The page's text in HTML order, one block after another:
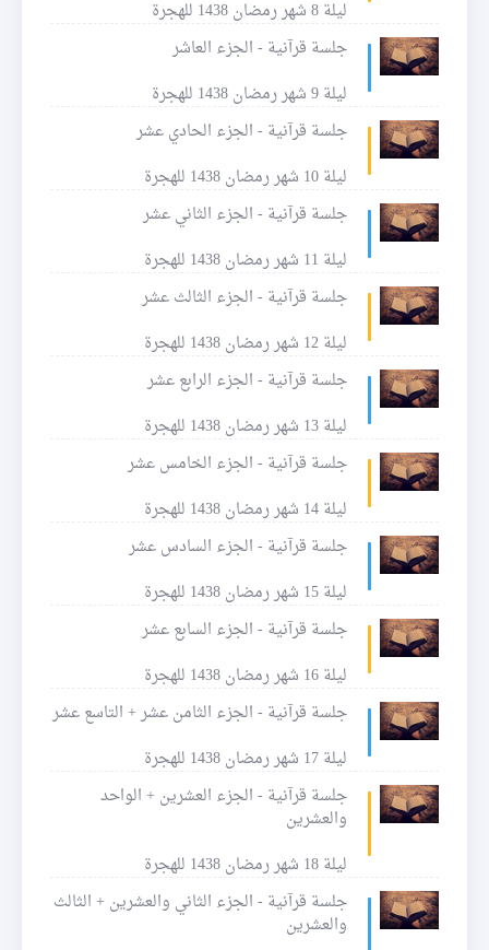
ليلة 8 شهر رمضان 1438 للهجرة
جلسة قرآنية - الجزء العاشر
ليلة 9 شهر رمضان 1438 للهجرة
جلسة قرآنية - الجزء الحادي عشر
ليلة 10 شهر رمضان 1438 للهجرة
جلسة قرآنية - الجزء الثاني عشر
ليلة 11 شهر رمضان 1438 للهجرة
جلسة قرآنية - الجزء الثالث عشر
ليلة 12 شهر رمضان 1438 للهجرة
جلسة قرآنية - الجزء الرابع عشر
ليلة 13 شهر رمضان 1438 للهجرة
جلسة قرآنية - الجزء الخامس عشر
ليلة 14 شهر رمضان 1438 للهجرة
جلسة قرآنية - الجزء السادس عشر
ليلة 15 شهر رمضان 1438 للهجرة
جلسة قرآنية - الجزء السابع عشر
ليلة 16 شهر رمضان 1438 للهجرة
جلسة قرآنية - الجزء الثامن عشر + التاسع عشر
ليلة 17 شهر رمضان 1438 للهجرة
جلسة قرآنية - الجزء العشرين + الواحد
والعشرين
ليلة 18 شهر رمضان 1438 للهجرة
جلسة قرآنية - الجزء الثاني والعشرين + الثالث
والعشرين